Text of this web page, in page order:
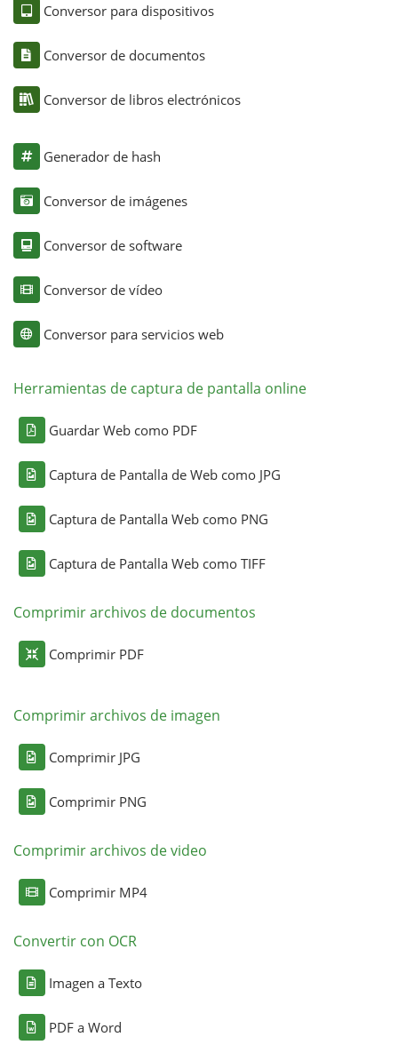
Conversor para dispositivos
Conversor de documentos
Conversor de libros electrónicos
Generador de hash
Conversor de imágenes
Conversor de software
Conversor de vídeo
Conversor para servicios web
Herramientas de captura de pantalla online
Guardar Web como PDF
Captura de Pantalla de Web como JPG
Captura de Pantalla Web como PNG
Captura de Pantalla Web como TIFF
Comprimir archivos de documentos
Comprimir PDF
Comprimir archivos de imagen
Comprimir JPG
Comprimir PNG
Comprimir archivos de video
Comprimir MP4
Convertir con OCR
Imagen a Texto
PDF a Word